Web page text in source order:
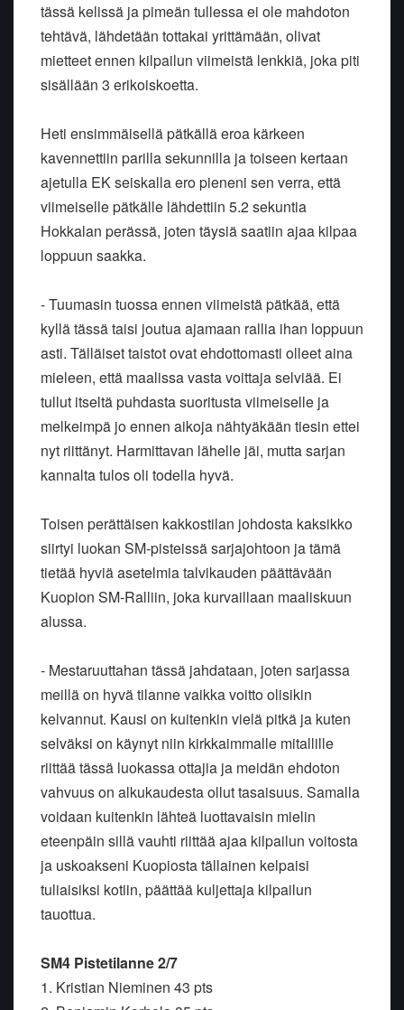
tässä kelissä ja pimeän tullessa ei ole mahdoton
tehtävä, lähdetään tottakai yrittämään, olivat
mietteet ennen kilpailun viimeistä lenkkiä, joka piti
sisällään 3 erikoiskoetta.
Heti ensimmäisellä pätkällä eroa kärkeen
kavennettiin parilla sekunnilla ja toiseen kertaan
ajetulla EK seiskalla ero pieneni sen verra, että
viimeiselle pätkälle lähdettiin 5.2 sekuntia
Hokkalan perässä, joten täysiä saatiin ajaa kilpaa
loppuun saakka.
- Tuumasin tuossa ennen viimeistä pätkää, että
kyllä tässä taisi joutua ajamaan rallia ihan loppuun
asti. Tälläiset taistot ovat ehdottomasti olleet aina
mieleen, että maalissa vasta voittaja selviää. Ei
tullut itseltä puhdasta suoritusta viimeiselle ja
melkeimpä jo ennen aikoja nähtyäkään tiesin ettei
nyt riittänyt. Harmittavan lähelle jäi, mutta sarjan
kannalta tulos oli todella hyvä.
Toisen perättäisen kakkostilan johdosta kaksikko
siirtyi luokan SM-pisteissä sarjajohtoon ja tämä
tietää hyviä asetelmia talvikauden päättävään
Kuopion SM-Ralliin, joka kurvaillaan maaliskuun
alussa.
- Mestaruuttahan tässä jahdataan, joten sarjassa
meillä on hyvä tilanne vaikka voitto olisikin
kelvannut. Kausi on kuitenkin vielä pitkä ja kuten
selväksi on käynyt niin kirkkaimmalle mitallille
riittää tässä luokassa ottajia ja meidän ehdoton
vahvuus on alkukaudesta ollut tasaisuus. Samalla
voidaan kuitenkin lähteä luottavaisin mielin
eteenpäin sillä vauhti riittää ajaa kilpailun voitosta
ja uskoakseni Kuopiosta tällainen kelpaisi
tuliaisiksi kotiin, päättää kuljettaja kilpailun
tauottua.
SM4 Pistetilanne 2/7
1. Kristian Nieminen 43 pts